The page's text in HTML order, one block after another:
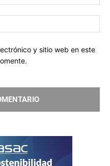
y sitio web en este